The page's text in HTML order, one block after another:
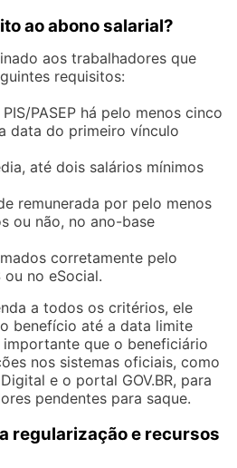
ao abono salarial?
aos trabalhadores que
requisitos:
PASEP há pelo menos cinco
data do primeiro vínculo
até dois salários mínimos
remunerada por pelo menos
ou não, no ano-base
corretamente pelo
ou no eSocial.
a todos os critérios, ele
benefício até a data limite
que o beneficiário
nos sistemas oficiais, como
e o portal GOV.BR, para
pendentes para saque.
regularização e recursos